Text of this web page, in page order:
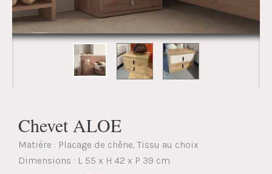
Chevet ALOE
Matière : Placage de chêne, Tissu au choix
Dimensions : L 55 x H 42 x P 39 cm